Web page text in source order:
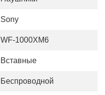
Sony
WF-1000XM6
Вставные
Беспроводной